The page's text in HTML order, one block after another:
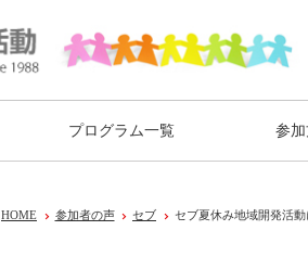
プログラム一覧 参
HOME 参加者の声 セブ セブ夏休み地域開発活